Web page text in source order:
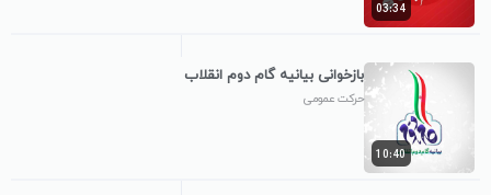
03:34
10:40
بازخوانی بیانیه گام دوم انقلاب
حرکت عمومی